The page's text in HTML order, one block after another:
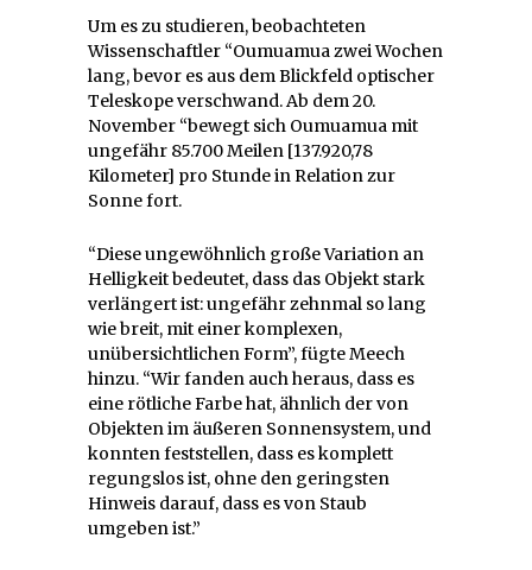
Um es zu studieren, beobachteten
Wissenschaftler “Oumuamua zwei Wochen
lang, bevor es aus dem Blickfeld optischer
Teleskope verschwand. Ab dem 20.
November “bewegt sich Oumuamua mit
ungefähr 85.700 Meilen [137.920,78
Kilometer] pro Stunde in Relation zur
Sonne fort.
“Diese ungewöhnlich große Variation an
Helligkeit bedeutet, dass das Objekt stark
verlängert ist: ungefähr zehnmal so lang
wie breit, mit einer komplexen,
unübersichtlichen Form”, fügte Meech
hinzu. “Wir fanden auch heraus, dass es
eine rötliche Farbe hat, ähnlich der von
Objekten im äußeren Sonnensystem, und
konnten feststellen, dass es komplett
regungslos ist, ohne den geringsten
Hinweis darauf, dass es von Staub
umgeben ist.”